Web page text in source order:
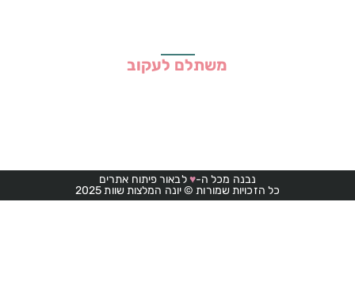
משתלם לעקוב
נבנה מכל ה-♥לבאור פיתוח אתרים
כל הזכויות שמורות © יונה המלצות שוות 2025